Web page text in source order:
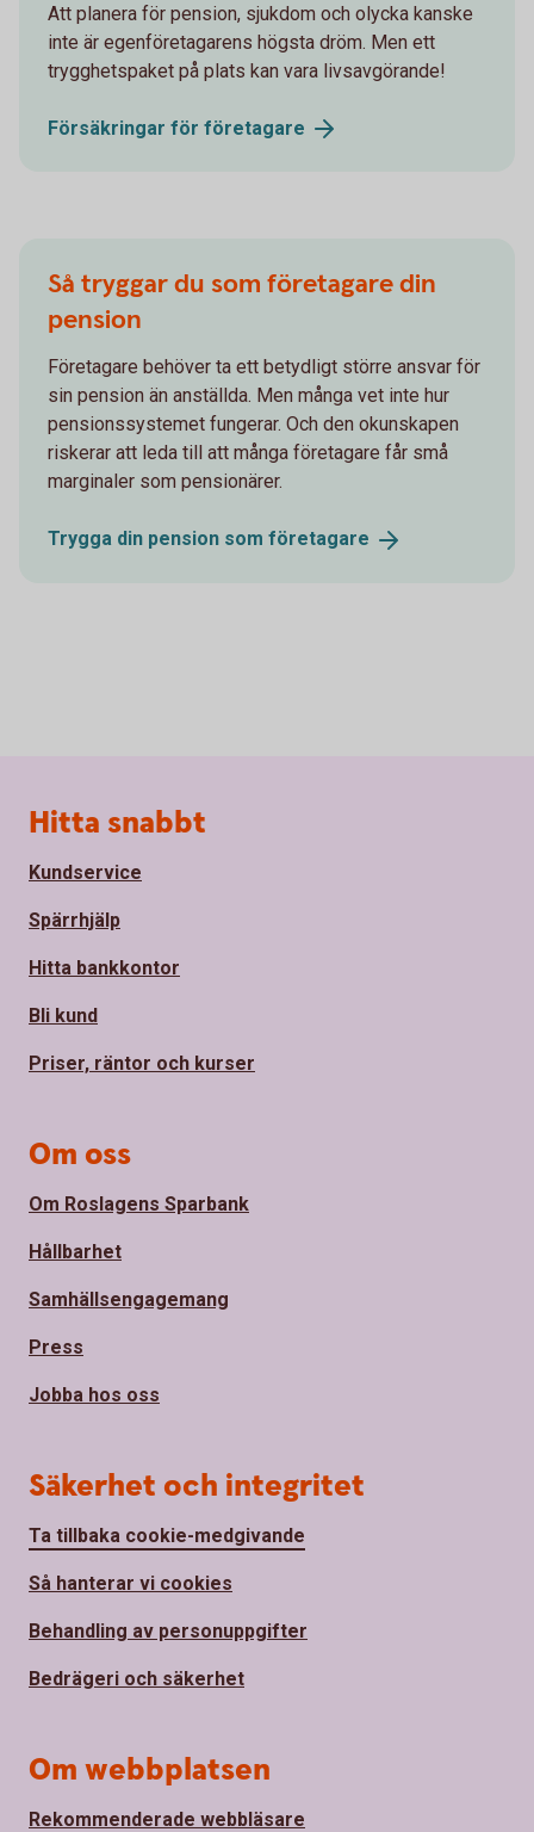
Att planera för pension, sjukdom och olycka kanske
inte är egenföretagarens högsta dröm. Men ett
trygghetspaket på plats kan vara livsavgörande!
Försäkringar för företagare
Så tryggar du som företagare din
pension
Företagare behöver ta ett betydligt större ansvar för
sin pension än anställda. Men många vet inte hur
pensionssystemet fungerar. Och den okunskapen
riskerar att leda till att många företagare får små
marginaler som pensionärer.
Trygga din pension som företagare
Sidfot
Hitta snabbt
Kundservice
Spärrhjälp
Hitta bankkontor
Bli kund
Priser, räntor och kurser
Om oss
Om Roslagens Sparbank
Hållbarhet
Samhällsengagemang
Press
Jobba hos oss
Säkerhet och integritet
Ta tillbaka cookie-medgivande
Så hanterar vi cookies
Behandling av personuppgifter
Bedrägeri och säkerhet
Om webbplatsen
Rekommenderade webbläsare